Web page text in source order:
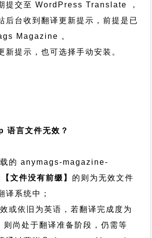
提交至 WordPress Translate ，
后台收到翻译更新提示，前提是已
Magazine 。
新提示，也可选择手动安装。
语言文件无效？
的 anymags-magazine-
【文件没有前缀】 的则为无效文件
译系统中；
或依旧为英语，若翻译完成度为
则尚处于翻译准备阶段，仍需等